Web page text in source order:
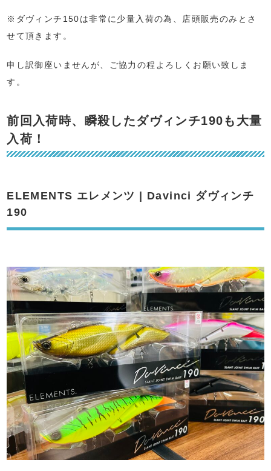
※ダヴィンチ150は非常に少量入荷の為、店頭販売のみとさ
せて頂きます。
申し訳御座いませんが、ご協力の程よろしくお願い致しま
す。
前回入荷時、瞬殺したダヴィンチ190も大量
入荷！
ELEMENTS エレメンツ | Davinci ダヴィンチ
190